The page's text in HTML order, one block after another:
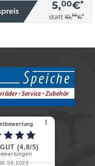
5,00€*
statt 10,50€*
⠇
(4,8/5)